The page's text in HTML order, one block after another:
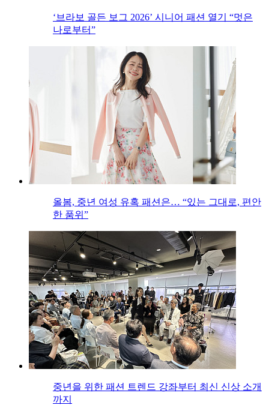
‘브라보 골든 보그 2026’ 시니어 패션 열기 “멋은
나로부터”
올봄, 중년 여성 유혹 패션은… “있는 그대로, 편안
한 품위”
중년을 위한 패션 트렌드 강좌부터 최신 신상 소개
까지